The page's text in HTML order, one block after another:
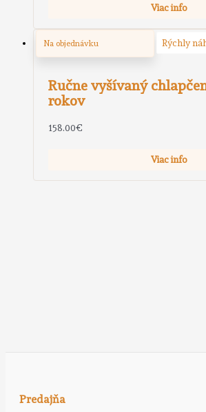
Viac info
Na objednávku Rýchly
Ručne vyšívaný
rokov
158.00€
Viac info
Predajňa